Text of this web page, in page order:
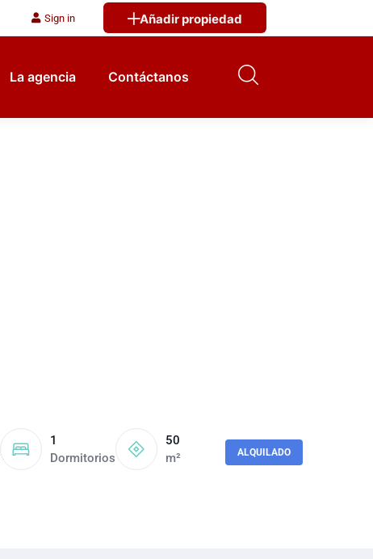
Sign in Añadir propiedad
La agencia Contáctanos
1
Dormitorios
50
m²
ALQUILADO